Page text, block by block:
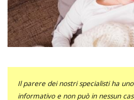
Il parere dei nostri specialisti ha
informativo e non può in nessun